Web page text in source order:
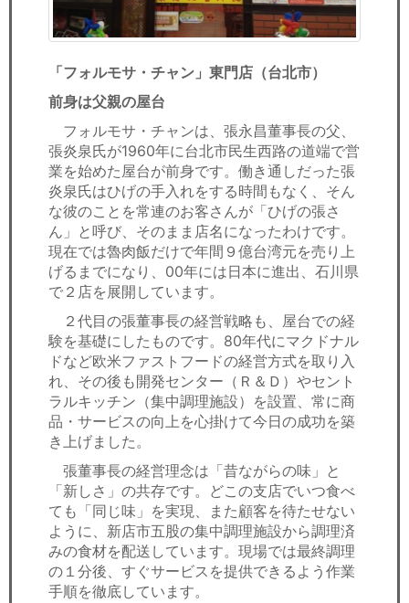
「フォルモサ・チャン」東門店（台北市）
前身は父親の屋台
フォルモサ・チャンは、張永昌董事長の父、
張炎泉氏が1960年に台北市民生西路の道端で営
業を始めた屋台が前身です。働き通しだった張
炎泉氏はひげの手入れをする時間もなく、そん
な彼のことを常連のお客さんが「ひげの張さ
ん」と呼び、そのまま店名になったわけです。
現在では魯肉飯だけで年間９億台湾元を売り上
げるまでになり、00年には日本に進出、石川県
で２店を展開しています。
２代目の張董事長の経営戦略も、屋台での経
験を基礎にしたものです。80年代にマクドナル
ドなど欧米ファストフードの経営方式を取り入
れ、その後も開発センター（Ｒ＆Ｄ）やセント
ラルキッチン（集中調理施設）を設置、常に商
品・サービスの向上を心掛けて今日の成功を築
き上げました。
張董事長の経営理念は「昔ながらの味」と
「新しさ」の共存です。どこの支店でいつ食べ
ても「同じ味」を実現、また顧客を待たせない
ように、新店市五股の集中調理施設から調理済
みの食材を配送しています。現場では最終調理
の１分後、すぐサービスを提供できるよう作業
手順を徹底しています。